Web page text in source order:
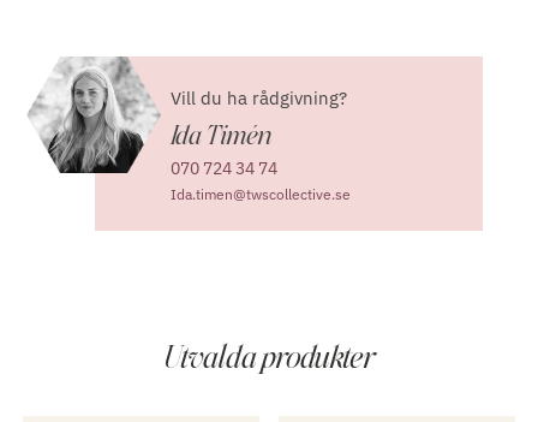
Vill du ha rådgivning?
Ida Timén
070 724 34 74
Ida.timen@twscollective.se
Utvalda produkter